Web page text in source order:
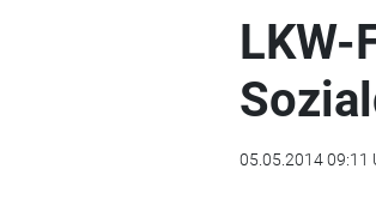
LKW-
05.05.2014 09:11